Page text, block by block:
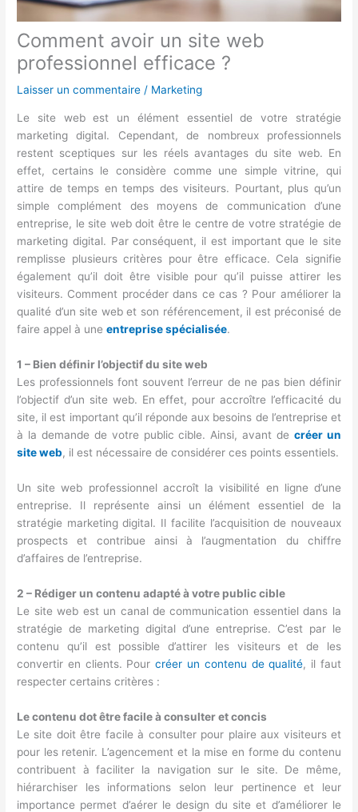
Comment avoir un site web
professionnel efficace ?
Laisser un commentaire / Marketing
Le site web est un élément essentiel de votre stratégie
marketing digital. Cependant, de nombreux professionnels
restent sceptiques sur les réels avantages du site web. En
effet, certains le considère comme une simple vitrine, qui
attire de temps en temps des visiteurs. Pourtant, plus qu’un
simple complément des moyens de communication d’une
entreprise, le site web doit être le centre de votre stratégie de
marketing digital. Par conséquent, il est important que le site
remplisse plusieurs critères pour être efficace. Cela signifie
également qu’il doit être visible pour qu’il puisse attirer les
visiteurs. Comment procéder dans ce cas ? Pour améliorer la
qualité d’un site web et son référencement, il est préconisé de
faire appel à uneentreprise spécialisée.
1 – Bien définir l’objectif du site web
Les professionnels font souvent l’erreur de ne pas bien définir
l’objectif d’un site web. En effet, pour accroître l’efficacité du
site, il est important qu’il réponde aux besoins de l’entreprise et
à la demande de votre public cible. Ainsi, avant decréer un
site web, il est nécessaire de considérer ces points essentiels.
Un site web professionnel accroît la visibilité en ligne d’une
entreprise. Il représente ainsi un élément essentiel de la
stratégie marketing digital. Il facilite l’acquisition de nouveaux
prospects et contribue ainsi à l’augmentation du chiffre
d’affaires de l’entreprise.
2 – Rédiger un contenu adapté à votre public cible
Le site web est un canal de communication essentiel dans la
stratégie de marketing digital d’une entreprise. C’est par le
contenu qu’il est possible d’attirer les visiteurs et de les
convertir en clients. Pourcréer un contenu de qualité, il faut
respecter certains critères :
Le contenu dot être facile à consulter et concis
Le site doit être facile à consulter pour plaire aux visiteurs et
pour les retenir. L’agencement et la mise en forme du contenu
contribuent à faciliter la navigation sur le site. De même,
hiérarchiser les informations selon leur pertinence et leur
importance permet d’aérer le design du site et d’améliorer le